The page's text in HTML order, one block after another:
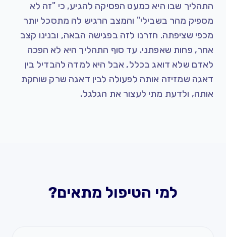
התהליך שבו היא כמעט הפסיקה להגיע, כי "זה לא
מספיק מהר בשבילי" והמצב הרגיש לה מתסכל יותר
מכפי שציפתה. חזרנו לזה בפגישה הבאה, ובנינו קצב
אחר, פחות שאפתני. עד סוף התהליך היא לא הפכה
לאדם שלא דואג בכלל, אבל היא למדה להבדיל בין
דאגה שמזיזה אותה לפעולה לבין דאגה שרק שוחקת
אותה, ולדעת מתי לעצור את הגלגל.
למי הטיפול מתאים?